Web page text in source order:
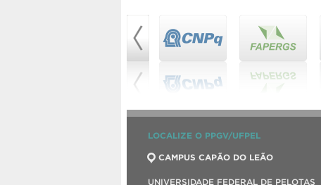
LOCALIZE O PPGV/UFPEL
CAMPUS CAPÃO DO LEÃO
UNIVERSIDADE FEDERAL DE PELOTAS